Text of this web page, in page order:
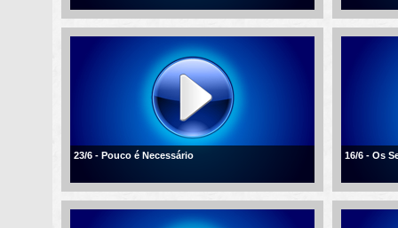
23/6 - Pouco é Necessário 16/6 - Os